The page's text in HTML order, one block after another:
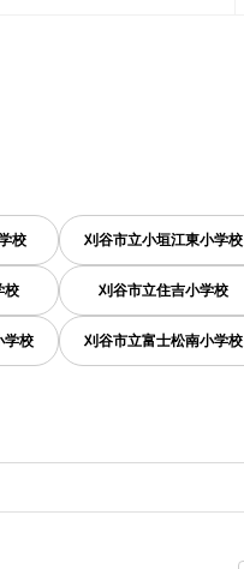
校 刈谷市立小垣江東小学校
校 刈谷市立住吉小学校
学校 刈谷市立富士松南小学校